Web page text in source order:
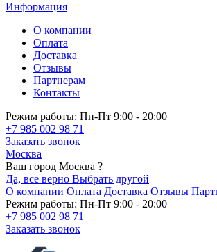
Информация
О компании
Оплата
Доставка
Отзывы
Партнерам
Контакты
Режим работы: Пн-Пт 9:00 - 20:00
+7 985 002 98 71
Заказать звонок
Москва
Ваш город Москва ?
Да, все верно Выбрать другой
О компании Оплата Доставка Отзывы
Режим работы: Пн-Пт 9:00 - 20:00
+7 985 002 98 71
Заказать звонок